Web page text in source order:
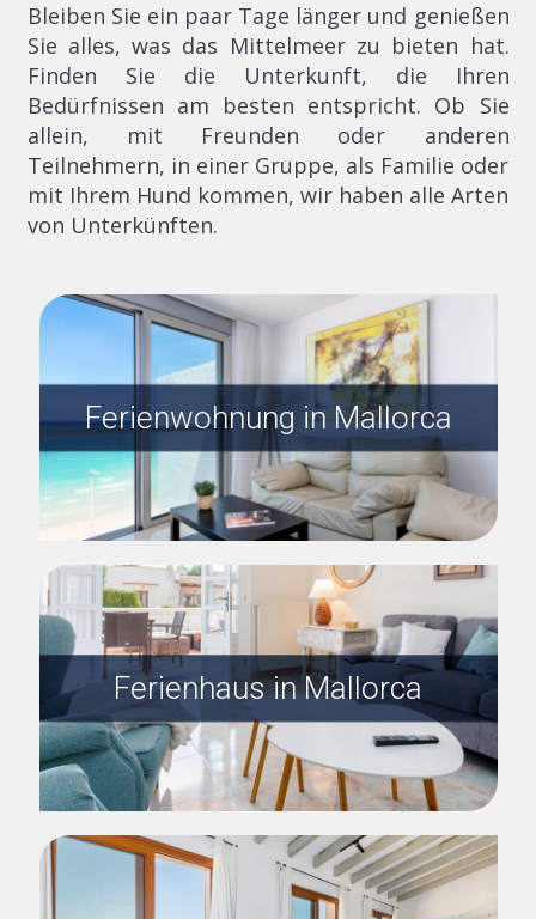
Bleiben Sie ein paar Tage länger und genießen
Sie alles, was das Mittelmeer zu bieten hat.
Finden Sie die Unterkunft, die Ihren
Bedürfnissen am besten entspricht. Ob Sie
allein, mit Freunden oder anderen
Teilnehmern, in einer Gruppe, als Familie oder
mit Ihrem Hund kommen, wir haben alle Arten
von Unterkünften.
Ferienwohnung in Mallorca
Ferienhaus in Mallorca